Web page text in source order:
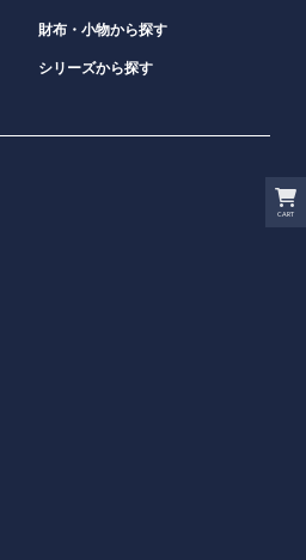
CART
財布・小物から探す
シリーズから探す